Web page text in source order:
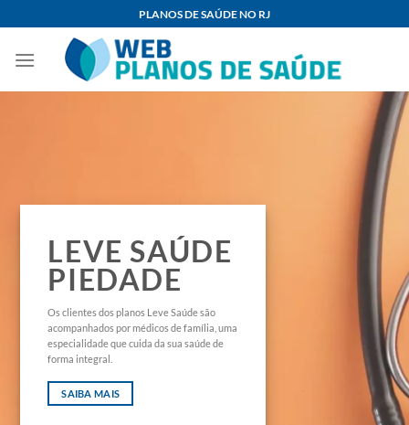
content
PLANOS DE SAÚDE NO RJ
LEVE SAÚDE
PIEDADE
Os clientes dos planos Leve Saúde são
acompanhados por médicos de família, uma
especialidade que cuida da sua saúde de
forma integral.
SAIBA MAIS